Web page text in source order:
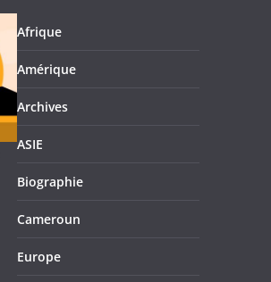
Afrique
Amérique
Archives
ASIE
Biographie
Cameroun
Europe